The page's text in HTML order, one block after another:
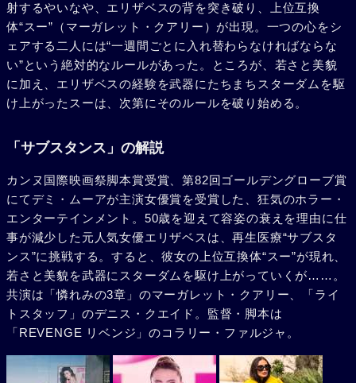
射するやいなや、エリザベスの背を突き破り、上位互換
体“スー”（マーガレット・クアリー）が出現。一つの心をシ
ェアする二人には“一週間ごとに入れ替わらなければならな
い”という絶対的なルールがあった。ところが、若さと美貌
に加え、エリザベスの経験を武器にたちまちスターダムを駆
け上がったスーは、次第にそのルールを破り始める。
「サブスタンス」の解説
カンヌ国際映画祭脚本賞受賞、第82回ゴールデングローブ賞
にてデミ・ムーアが主演女優賞を受賞した、狂気のホラー・
エンターテインメント。50歳を迎えて容姿の衰えを理由に仕
事が減少した元人気女優エリザベスは、再生医療“サブスタ
ンス”に挑戦する。すると、彼女の上位互換体“スー”が現れ、
若さと美貌を武器にスターダムを駆け上がっていくが……。
共演は「憐れみの3章」のマーガレット・クアリー、「ライ
トスタッフ」のデニス・クエイド。監督・脚本は
「REVENGE リベンジ」のコラリー・ファルジャ。